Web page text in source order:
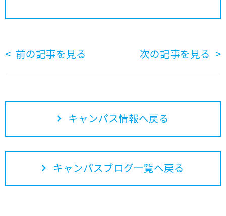
前の記事を見る 次の記事を見る
キャンパス情報へ戻る
キャンパスブログ一覧へ戻る